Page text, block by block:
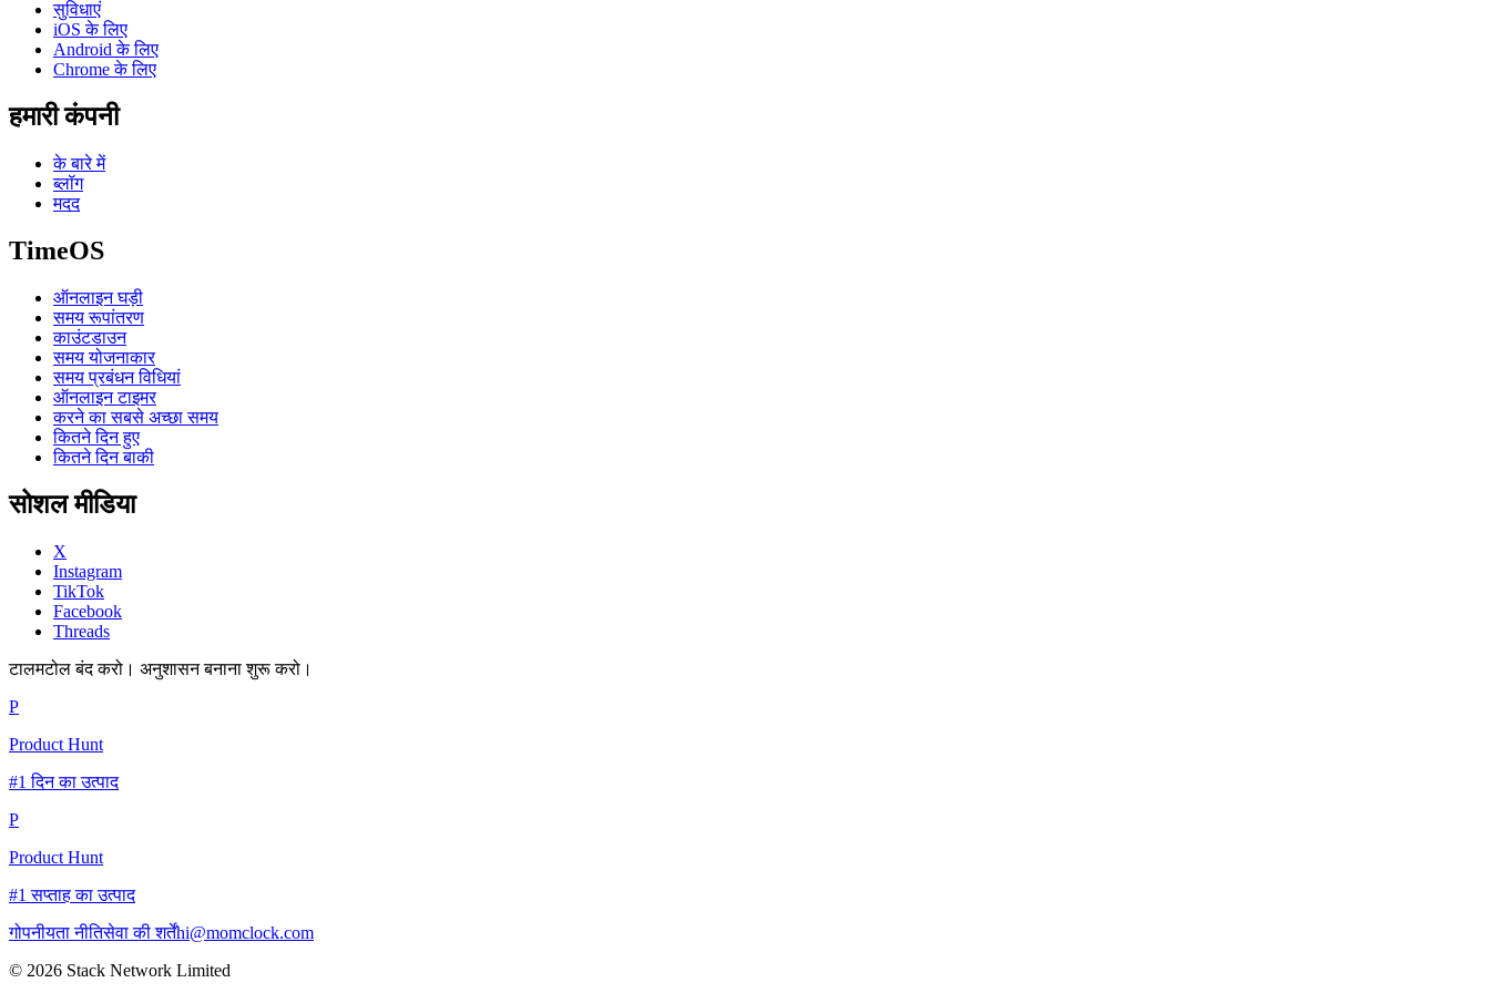
सुविधाएं
iOS के लिए
Android के लिए
Chrome के लिए
हमारी कंपनी
के बारे में
ब्लॉग
मदद
TimeOS
ऑनलाइन घड़ी
समय रूपांतरण
काउंटडाउन
समय योजनाकार
समय प्रबंधन विधियां
ऑनलाइन टाइमर
करने का सबसे अच्छा समय
कितने दिन हुए
कितने दिन बाकी
सोशल मीडिया
X
Instagram
TikTok
Facebook
Threads
टालमटोल बंद करो। अनुशासन बनाना शुरू करो।
P
Product Hunt
#1 दिन का उत्पाद
P
Product Hunt
#1 सप्ताह का उत्पाद
गोपनीयता नीतिसेवा की शर्तेंhi@momclock.com
© 2026 Stack Network Limited